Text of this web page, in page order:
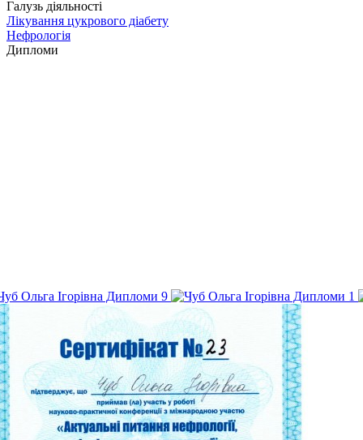
Галузь діяльності
Лікування цукрового діабету
Нефрологія
Дипломи